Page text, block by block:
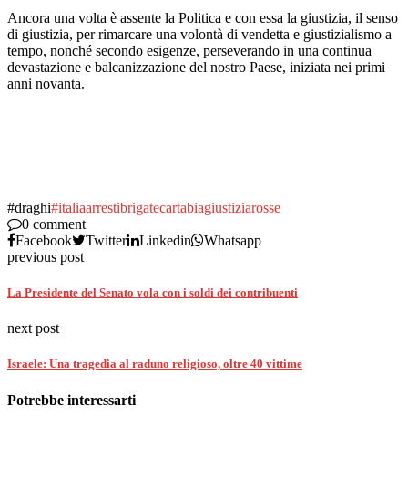
Ancora una volta è assente la Politica e con essa la giustizia, il senso
di giustizia, per rimarcare una volontà di vendetta e giustizialismo a
tempo, nonché secondo esigenze, perseverando in una continua
devastazione e balcanizzazione del nostro Paese, iniziata nei primi
anni novanta.
#draghi#italiaarrestibrigatecartabiagiustiziarosse
0 comment
Facebook
Twitter Linkedin
Whatsapp
previous post
La Presidente del Senato vola con i soldi dei contribuenti
next post
Israele: Una tragedia al raduno religioso, oltre 40 vittime
Potrebbe interessarti